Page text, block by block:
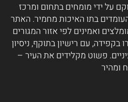
על ידי מומחים בתחום ומרכז
בתו האיכות מחמיר. האתר
ואמינים לפי אזור המגורים
עם רישיון בתוקף, ניסיון
פשוט מקלידים את העיר –
ומהיר